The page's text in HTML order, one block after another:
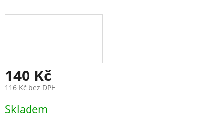
140 Kč
116 Kč bez DPH
cena:
Skladem